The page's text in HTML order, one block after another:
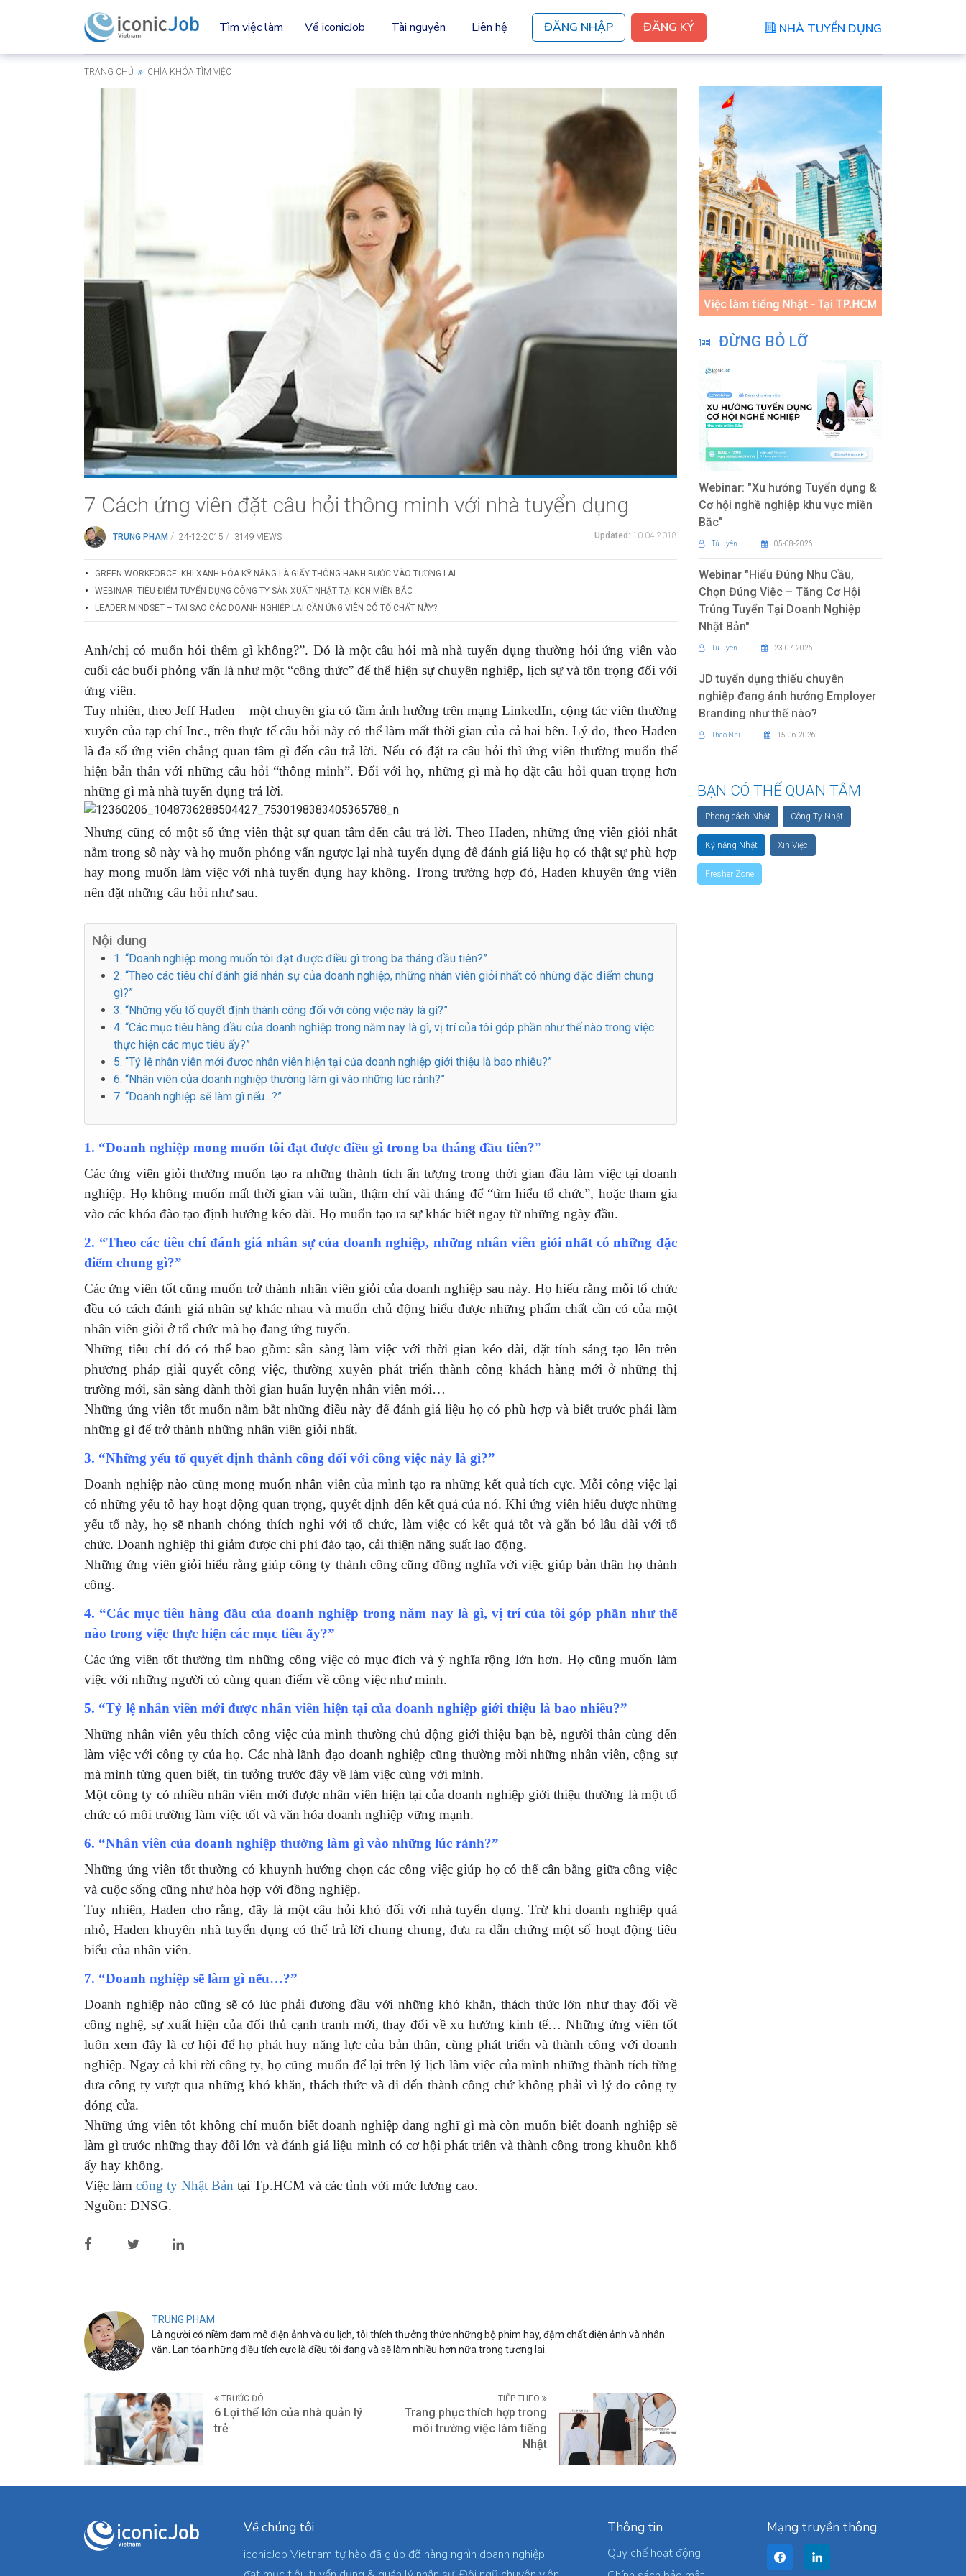
ĐĂNG NHẬP ĐĂNG KÝ NHÀ TUYỂN DỤNG
Tìm việc làm Về iconicJob Tài nguyên Liên hệ
TRANG CHỦ CHÌA KHÓA TÌM VIỆC
7 Cách ứng viên đặt câu hỏi thông minh với nhà tuyển dụng
TRUNG PHAM / 24-12-2015 / 3149 VIEWS Updated: 10-04-2018
GREEN WORKFORCE: KHI XANH HÓA KỸ NĂNG LÀ GIẤY THÔNG HÀNH BƯỚC VÀO TƯƠNG LAI
WEBINAR: TIÊU ĐIỂM TUYỂN DỤNG CÔNG TY SẢN XUẤT NHẬT TẠI KCN MIỀN BẮC
LEADER MINDSET – TẠI SAO CÁC DOANH NGHIỆP LẠI CẦN ỨNG VIÊN CÓ TỐ CHẤT NÀY?
Anh/chị có muốn hỏi thêm gì không?”. Đó là một câu hỏi mà nhà tuyển dụng thường hỏi ứng viên vào
cuối các buổi phỏng vấn là như một “công thức” để thể hiện sự chuyên nghiệp, lịch sự và tôn trọng đối với
ứng viên.
Tuy nhiên, theo Jeff Haden – một chuyên gia có tầm ảnh hưởng trên mạng LinkedIn, cộng tác viên thường
xuyên của tạp chí Inc., trên thực tế câu hỏi này có thể làm mất thời gian của cả hai bên. Lý do, theo Haden
là đa số ứng viên chẳng quan tâm gì đến câu trả lời. Nếu có đặt ra câu hỏi thì ứng viên thường muốn thể
hiện bản thân với những câu hỏi “thông minh”. Đối với họ, những gì mà họ đặt câu hỏi quan trọng hơn
những gì mà nhà tuyển dụng trả lời.
Nhưng cũng có một số ứng viên thật sự quan tâm đến câu trả lời. Theo Haden, những ứng viên giỏi nhất
nằm trong số này và họ muốn phỏng vấn ngược lại nhà tuyển dụng để đánh giá liệu họ có thật sự phù hợp
hay mong muốn làm việc với nhà tuyển dụng hay không. Trong trường hợp đó, Haden khuyên ứng viên
nên đặt những câu hỏi như sau.
Nội dung
1. “Doanh nghiệp mong muốn tôi đạt được điều gì trong ba tháng đầu tiên?”
2. “Theo các tiêu chí đánh giá nhân sự của doanh nghiệp, những nhân viên giỏi nhất có những đặc điểm chung
gì?”
3. “Những yếu tố quyết định thành công đối với công việc này là gì?”
4. “Các mục tiêu hàng đầu của doanh nghiệp trong năm nay là gì, vị trí của tôi góp phần như thế nào trong việc
thực hiện các mục tiêu ấy?”
5. “Tỷ lệ nhân viên mới được nhân viên hiện tại của doanh nghiệp giới thiệu là bao nhiêu?”
6. “Nhân viên của doanh nghiệp thường làm gì vào những lúc rảnh?”
7. “Doanh nghiệp sẽ làm gì nếu…?”
1. “Doanh nghiệp mong muốn tôi đạt được điều gì trong ba tháng đầu tiên?”
Các ứng viên giỏi thường muốn tạo ra những thành tích ấn tượng trong thời gian đầu làm việc tại doanh
nghiệp. Họ không muốn mất thời gian vài tuần, thậm chí vài tháng để “tìm hiểu tổ chức”, hoặc tham gia
vào các khóa đào tạo định hướng kéo dài. Họ muốn tạo ra sự khác biệt ngay từ những ngày đầu.
2. “Theo các tiêu chí đánh giá nhân sự của doanh nghiệp, những nhân viên giỏi nhất có những đặc
điểm chung gì?”
Các ứng viên tốt cũng muốn trở thành nhân viên giỏi của doanh nghiệp sau này. Họ hiểu rằng mỗi tổ chức
đều có cách đánh giá nhân sự khác nhau và muốn chủ động hiểu được những phẩm chất cần có của một
nhân viên giỏi ở tổ chức mà họ đang ứng tuyển.
Những tiêu chí đó có thể bao gồm: sẵn sàng làm việc với thời gian kéo dài, đặt tính sáng tạo lên trên
phương pháp giải quyết công việc, thường xuyên phát triển thành công khách hàng mới ở những thị
trường mới, sẵn sàng dành thời gian huấn luyện nhân viên mới…
Những ứng viên tốt muốn nắm bắt những điều này để đánh giá liệu họ có phù hợp và biết trước phải làm
những gì để trở thành những nhân viên giỏi nhất.
3. “Những yếu tố quyết định thành công đối với công việc này là gì?”
Doanh nghiệp nào cũng mong muốn nhân viên của mình tạo ra những kết quả tích cực. Mỗi công việc lại
có những yếu tố hay hoạt động quan trọng, quyết định đến kết quả của nó. Khi ứng viên hiểu được những
yếu tố này, họ sẽ nhanh chóng thích nghi với tổ chức, làm việc có kết quả tốt và gắn bó lâu dài với tổ
chức. Doanh nghiệp thì giảm được chi phí đào tạo, cải thiện năng suất lao động.
Những ứng viên giỏi hiểu rằng giúp công ty thành công cũng đồng nghĩa với việc giúp bản thân họ thành
công.
4. “Các mục tiêu hàng đầu của doanh nghiệp trong năm nay là gì, vị trí của tôi góp phần như thế
nào trong việc thực hiện các mục tiêu ấy?”
Các ứng viên tốt thường tìm những công việc có mục đích và ý nghĩa rộng lớn hơn. Họ cũng muốn làm
việc với những người có cùng quan điểm về công việc như mình.
5. “Tỷ lệ nhân viên mới được nhân viên hiện tại của doanh nghiệp giới thiệu là bao nhiêu?”
Những nhân viên yêu thích công việc của mình thường chủ động giới thiệu bạn bè, người thân cùng đến
làm việc với công ty của họ. Các nhà lãnh đạo doanh nghiệp cũng thường mời những nhân viên, cộng sự
mà mình từng quen biết, tin tưởng trước đây về làm việc cùng với mình.
Một công ty có nhiều nhân viên mới được nhân viên hiện tại của doanh nghiệp giới thiệu thường là một tổ
chức có môi trường làm việc tốt và văn hóa doanh nghiệp vững mạnh.
6. “Nhân viên của doanh nghiệp thường làm gì vào những lúc rảnh?”
Những ứng viên tốt thường có khuynh hướng chọn các công việc giúp họ có thể cân bằng giữa công việc
và cuộc sống cũng như hòa hợp với đồng nghiệp.
Tuy nhiên, Haden cho rằng, đây là một câu hỏi khó đối với nhà tuyển dụng. Trừ khi doanh nghiệp quá
nhỏ, Haden khuyên nhà tuyển dụng có thể trả lời chung chung, đưa ra dẫn chứng một số hoạt động tiêu
biểu của nhân viên.
7. “Doanh nghiệp sẽ làm gì nếu…?”
Doanh nghiệp nào cũng sẽ có lúc phải đương đầu với những khó khăn, thách thức lớn như thay đổi về
công nghệ, sự xuất hiện của đối thủ cạnh tranh mới, thay đổi về xu hướng kinh tế… Những ứng viên tốt
luôn xem đây là cơ hội để họ phát huy năng lực của bản thân, cùng phát triển và thành công với doanh
nghiệp. Ngay cả khi rời công ty, họ cũng muốn để lại trên lý lịch làm việc của mình những thành tích từng
đưa công ty vượt qua những khó khăn, thách thức và đi đến thành công chứ không phải vì lý do công ty
đóng cửa.
Những ứng viên tốt không chỉ muốn biết doanh nghiệp đang nghĩ gì mà còn muốn biết doanh nghiệp sẽ
làm gì trước những thay đổi lớn và đánh giá liệu mình có cơ hội phát triển và thành công trong khuôn khổ
ấy hay không.
Việc làm công ty Nhật Bản tại Tp.HCM và các tỉnh với mức lương cao.
Nguồn: DNSG.
TRUNG PHAM
Là người có niềm đam mê điện ảnh và du lịch, tôi thích thưởng thức những bộ phim hay, đậm chất điện ảnh và nhân
văn. Lan tỏa những điều tích cực là điều tôi đang và sẽ làm nhiều hơn nữa trong tương lai.
TRƯỚC ĐÓ
6 Lợi thế lớn của nhà quản lý
trẻ
TIẾP THEO
Trang phục thích hợp trong
môi trường việc làm tiếng
Nhật
ĐỪNG BỎ LỠ
Webinar: "Xu hướng Tuyển dụng &
Cơ hội nghề nghiệp khu vực miền
Bắc"
Tú Uyên 05-08-2026
Webinar "Hiểu Đúng Nhu Cầu,
Chọn Đúng Việc – Tăng Cơ Hội
Trúng Tuyển Tại Doanh Nghiệp
Nhật Bản"
Tú Uyên 23-07-2026
JD tuyển dụng thiếu chuyên
nghiệp đang ảnh hưởng Employer
Branding như thế nào?
Thao Nhi 15-06-2026
BẠN CÓ THỂ QUAN TÂM
Phong cách Nhật Công Ty Nhật
Kỹ năng Nhật Xin Việc
Fresher Zone
Về chúng tôi
iconicJob Vietnam tự hào đã giúp đỡ hàng nghìn doanh nghiệp
Thông tin
Quy chế hoạt động
Mạng truyền thông